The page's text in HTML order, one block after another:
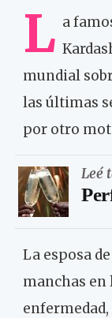
L a
mundial
las últimas
por otro
Leé
La esposa
manchas en